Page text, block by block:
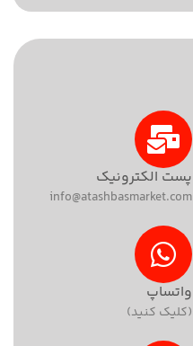
پست الکترونیک
info@atashbasmarket.com
واتساپ
(کلیک کنید)